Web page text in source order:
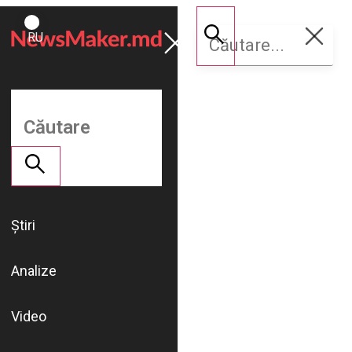
ROMÂNĂ
RU
Susține
NM
Știri
Analize
Video